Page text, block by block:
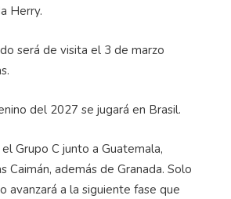
Herry.
será de visita el 3 de marzo
del 2027 se jugará en Brasil.
Grupo C junto a Guatemala,
Caimán, además de Granada. Solo
avanzará a la siguiente fase que